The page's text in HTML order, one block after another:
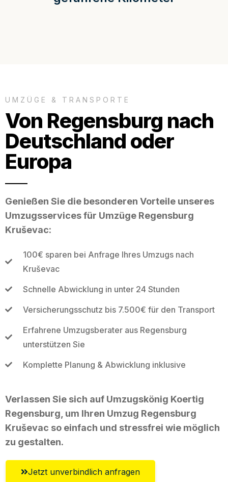
UMZÜGE & TRANSPORTE
Von Regensburg nach
Deutschland oder
Europa
Genießen Sie die besonderen Vorteile unseres
Umzugsservices für Umzüge Regensburg
Kruševac:
100€ sparen bei Anfrage Ihres Umzugs nach
Kruševac
Schnelle Abwicklung in unter 24 Stunden
Versicherungsschutz bis 7.500€ für den Transport
Erfahrene Umzugsberater aus Regensburg
unterstützen Sie
Komplette Planung & Abwicklung inklusive
Verlassen Sie sich auf Umzugskönig Koertig
Regensburg, um Ihren Umzug Regensburg
Kruševac so einfach und stressfrei wie möglich
zu gestalten.
Jetzt unverbindlich anfragen